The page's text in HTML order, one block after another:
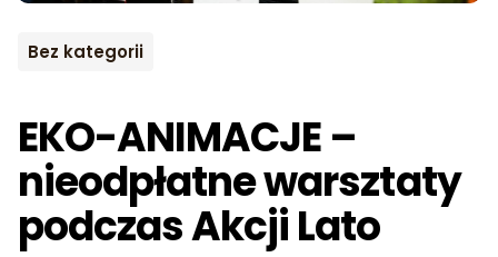
Bez kategorii
EKO-ANIMACJE –
nieodpłatne warsztaty
podczas Akcji Lato